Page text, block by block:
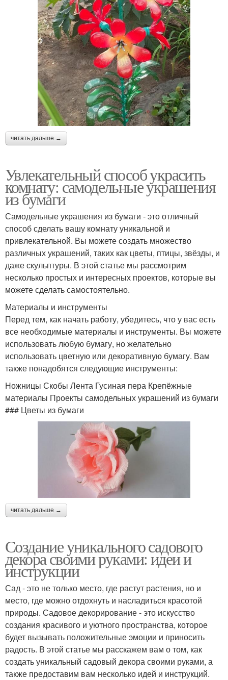
читать дальше →
Увлекательный способ украсить
комнату: самодельные украшения
из бумаги
Самодельные украшения из бумаги - это отличный
способ сделать вашу комнату уникальной и
привлекательной. Вы можете создать множество
различных украшений, таких как цветы, птицы, звёзды, и
даже скульптуры. В этой статье мы рассмотрим
несколько простых и интересных проектов, которые вы
можете сделать самостоятельно.
Материалы и инструменты
Перед тем, как начать работу, убедитесь, что у вас есть
все необходимые материалы и инструменты. Вы можете
использовать любую бумагу, но желательно
использовать цветную или декоративную бумагу. Вам
также понадобятся следующие инструменты:
Ножницы Скобы Лента Гусиная пера Крепёжные
материалы Проекты самодельных украшений из бумаги
### Цветы из бумаги
читать дальше →
Создание уникального садового
декора своими руками: идеи и
инструкции
Сад - это не только место, где растут растения, но и
место, где можно отдохнуть и насладиться красотой
природы. Садовое декорирование - это искусство
создания красивого и уютного пространства, которое
будет вызывать положительные эмоции и приносить
радость. В этой статье мы расскажем вам о том, как
создать уникальный садовый декора своими руками, а
также предоставим вам несколько идей и инструкций.